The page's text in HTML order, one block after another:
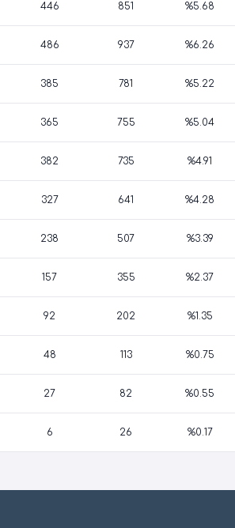
446 851 %5.68
486 937 %6.26
385 781 %5.22
365 755 %5.04
382 735 %4.91
327 641 %4.28
238 507 %3.39
157 355 %2.37
92 202 %1.35
48 113 %0.75
27 82 %0.55
6 26 %0.17